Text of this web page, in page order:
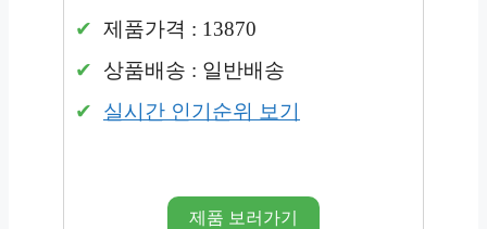
제품가격 : 13870
상품배송 : 일반배송
실시간 인기순위 보기
제품 보러가기